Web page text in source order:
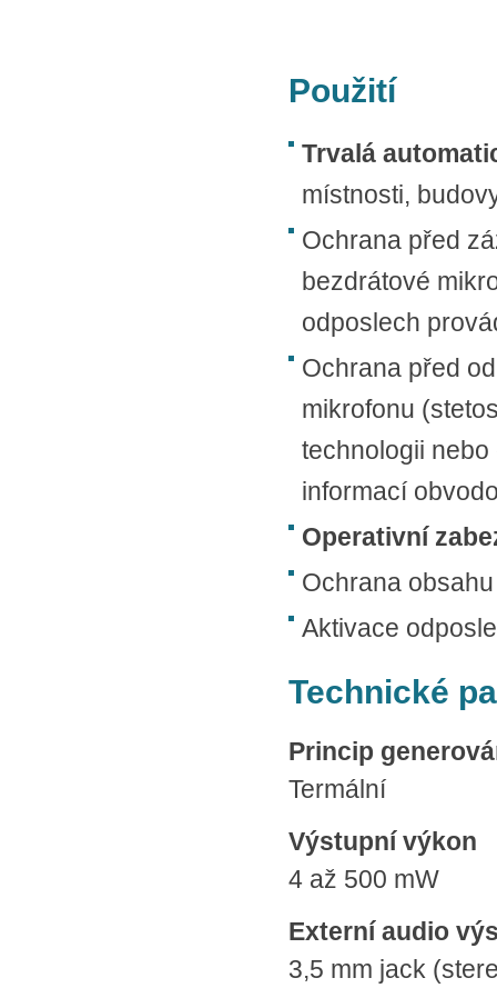
Použití
Trvalá
místnosti,
Ochrana před
bezdrátové
odposlech
Ochrana před
mikrofonu
technologii
informací
Operativní
Ochrana
Aktivace
Technické
Princip
Termální
Výstupní výkon
4 až 500 mW
Externí audio
3,5 mm jack